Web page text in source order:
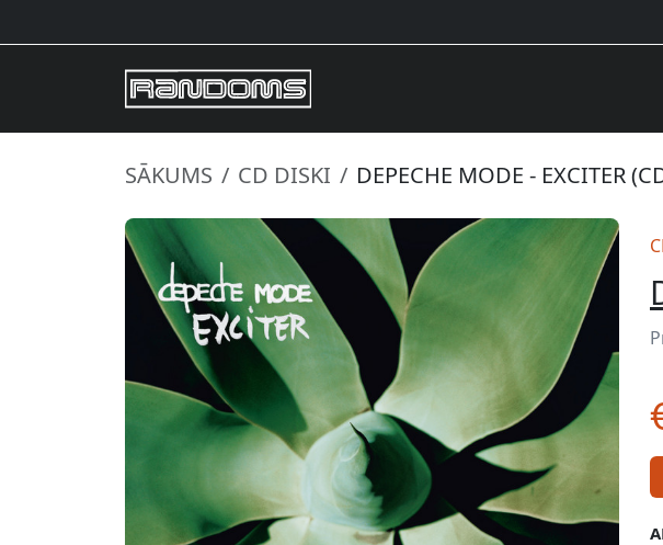
SĀKUMS CD DISKI DEPECHE MODE - EXCITER